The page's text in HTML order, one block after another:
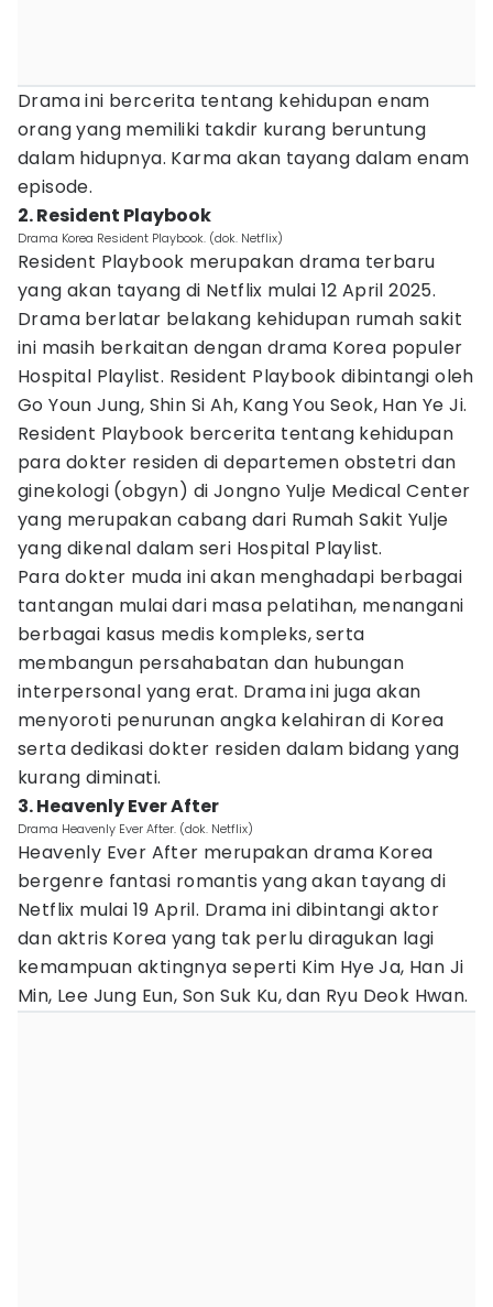
Drama ini bercerita tentang kehidupan enam
orang yang memiliki takdir kurang beruntung
dalam hidupnya. Karma akan tayang dalam enam
episode.
2. Resident Playbook
Drama Korea Resident Playbook. (dok. Netflix)
Resident Playbook merupakan drama terbaru
yang akan tayang di Netflix mulai 12 April 2025.
Drama berlatar belakang kehidupan rumah sakit
ini masih berkaitan dengan drama Korea populer
Hospital Playlist. Resident Playbook dibintangi oleh
Go Youn Jung, Shin Si Ah, Kang You Seok, Han Ye Ji.
Resident Playbook bercerita tentang kehidupan
para dokter residen di departemen obstetri dan
ginekologi (obgyn) di Jongno Yulje Medical Center
yang merupakan cabang dari Rumah Sakit Yulje
yang dikenal dalam seri Hospital Playlist.
Para dokter muda ini akan menghadapi berbagai
tantangan mulai dari masa pelatihan, menangani
berbagai kasus medis kompleks, serta
membangun persahabatan dan hubungan
interpersonal yang erat. Drama ini juga akan
menyoroti penurunan angka kelahiran di Korea
serta dedikasi dokter residen dalam bidang yang
kurang diminati.
3. Heavenly Ever After
Drama Heavenly Ever After. (dok. Netflix)
Heavenly Ever After merupakan drama Korea
bergenre fantasi romantis yang akan tayang di
Netflix mulai 19 April. Drama ini dibintangi aktor
dan aktris Korea yang tak perlu diragukan lagi
kemampuan aktingnya seperti Kim Hye Ja, Han Ji
Min, Lee Jung Eun, Son Suk Ku, dan Ryu Deok Hwan.